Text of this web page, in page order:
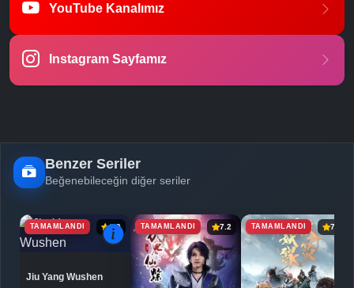
YouTube Kanalımız
Instagram Sayfamız
Benzer Seriler
Beğenebileceğin diğer seriler
TAMAMLANDI 6.9
Jiu Yang Wushen
TAMAMLANDI 7.2 TAMAMLANDI 7.8